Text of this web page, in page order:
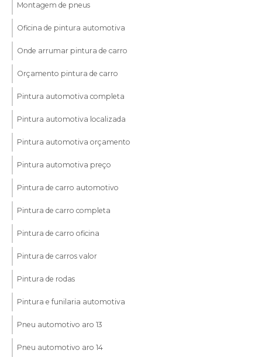
Montagem de pneus
Oficina de pintura automotiva
Onde arrumar pintura de carro
Orçamento pintura de carro
Pintura automotiva completa
Pintura automotiva localizada
Pintura automotiva orçamento
Pintura automotiva preço
Pintura de carro automotivo
Pintura de carro completa
Pintura de carro oficina
Pintura de carros valor
Pintura de rodas
Pintura e funilaria automotiva
Pneu automotivo aro 13
Pneu automotivo aro 14